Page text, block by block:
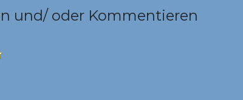
und/ oder Kommentieren